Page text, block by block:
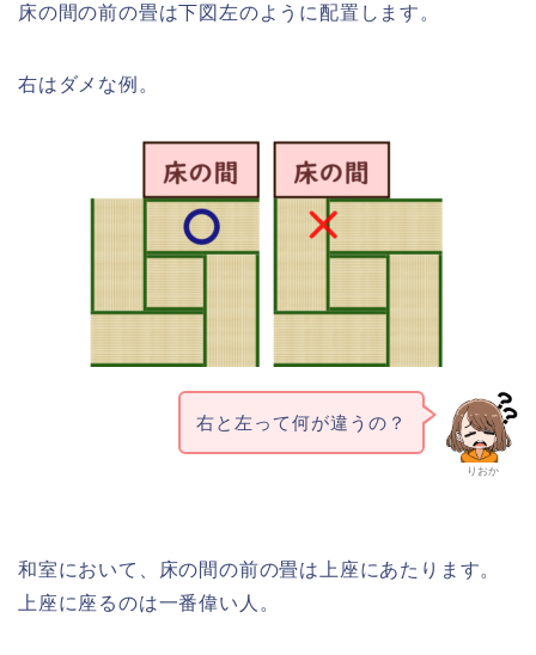
床の間の前の畳は下図左のように配置します。
右はダメな例。
りおか
右と左って何が違うの？
和室において、床の間の前の畳は上座にあたります。
上座に座るのは一番偉い人。